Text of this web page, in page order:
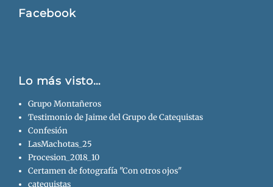
Facebook
Lo más visto…
Grupo Montañeros
Testimonio de Jaime del Grupo de Catequistas
Confesión
LasMachotas_25
Procesion_2018_10
Certamen de fotografía "Con otros ojos"
catequistas